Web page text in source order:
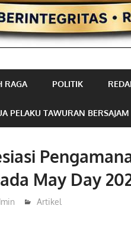
RAGA POLITIK
PELAKU TAWURAN
May Day
Artikel